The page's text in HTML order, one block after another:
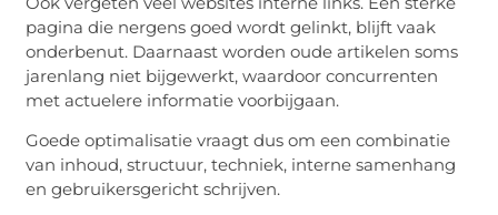
pagina die nergens goed wordt gelinkt, blijft vaak
onderbenut. Daarnaast worden oude artikelen soms
jarenlang niet bijgewerkt, waardoor concurrenten
met actuelere informatie voorbijgaan.
Goede optimalisatie vraagt dus om een combinatie
van inhoud, structuur, techniek, interne samenhang
en gebruikersgericht schrijven.